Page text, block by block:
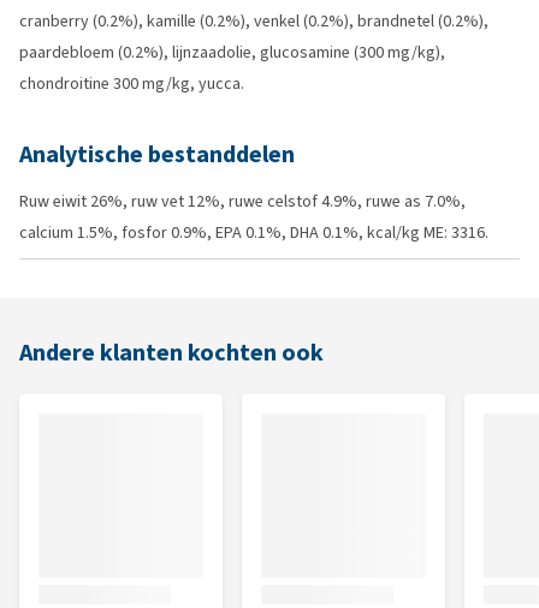
cranberry (0.2%), kamille (0.2%), venkel (0.2%), brandnetel (0.2%),
paardebloem (0.2%), lijnzaadolie, glucosamine (300 mg/kg),
chondroitine 300 mg/kg, yucca.
Analytische bestanddelen
Ruw eiwit 26%, ruw vet 12%, ruwe celstof 4.9%, ruwe as 7.0%,
calcium 1.5%, fosfor 0.9%, EPA 0.1%, DHA 0.1%, kcal/kg ME: 3316.
Andere klanten kochten ook